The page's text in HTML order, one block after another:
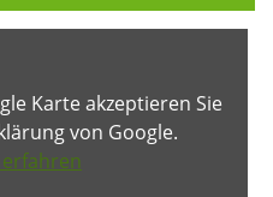
Karte akzeptieren Sie
von Google.